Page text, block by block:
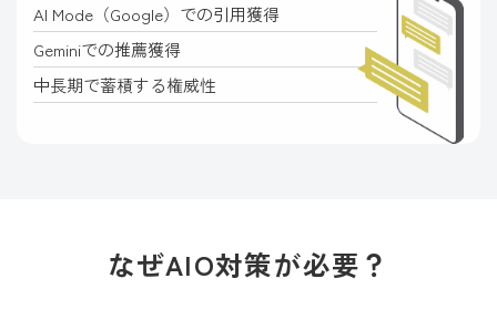
AI Mode（Google）での引用獲得
Geminiでの推薦獲得
中長期で蓄積する権威性
なぜAIO対策が必要？